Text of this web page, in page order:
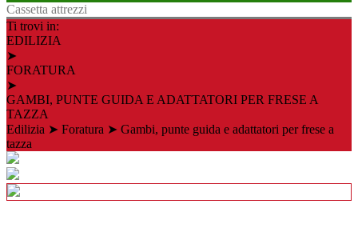
Cassetta attrezzi
Ti trovi in:
EDILIZIA
➤
FORATURA
➤
GAMBI, PUNTE GUIDA E ADATTATORI PER FRESE A
TAZZA
Edilizia ➤ Foratura ➤ Gambi, punte guida e adattatori per frese a
tazza